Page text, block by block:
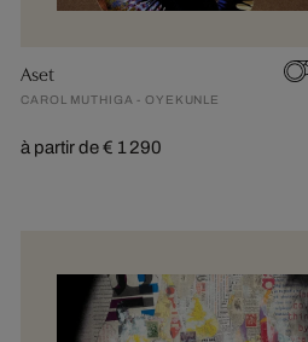
Aset
CAROL MUTHIGA - OYEKUNLE
à partir de € 1 290